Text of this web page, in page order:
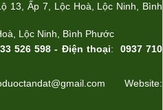
13, Ấp 7, Lộc Hoà,
Lộc Ninh, Bình
à L ộc Ninh, Bình Phước
526 598 - Điện thoại:
0937 710
Website: